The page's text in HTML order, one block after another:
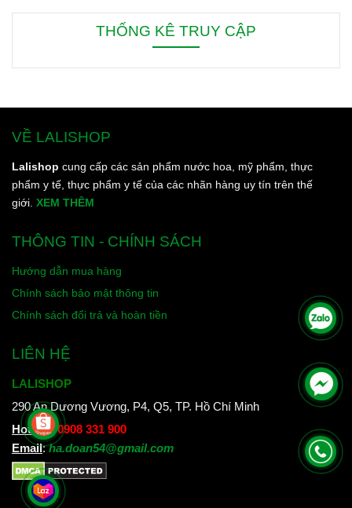
cơ thể thơm ngát từ sáng
đến tối, từ đầu đến chân.
THỐNG KÊ TRUY CẬP
VỀ LALISHOP
Lalishop cung cấp các sản phẩm nước hoa, mỹ phẩm, thực
phẩm y tế, thực phẩm y tế của các nhãn hàng uy tín trên thế
giới. XEM THÊM
THÔNG TIN - CHÍNH SÁCH
Hướng dẫn mua hàng
Chính sách bảo mật thông tin
Chính sách đổi trả và hoàn tiền
LIÊN HỆ
LALISHOP
290 An Dương Vương, P4, Q5, TP. Hồ Chí Minh
Hotline: 0908 331 900
Email:ha.doan54@gmail.com